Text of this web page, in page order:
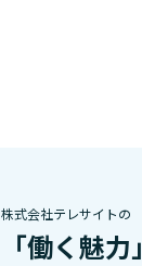
株式会社テレサイトの
「働く魅力」